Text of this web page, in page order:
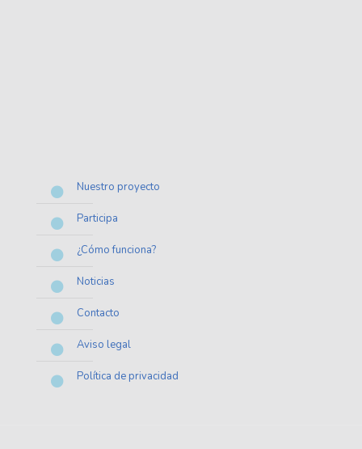
Nuestro proyecto
Participa
¿Cómo funciona?
Noticias
Contacto
Aviso legal
Política de privacidad